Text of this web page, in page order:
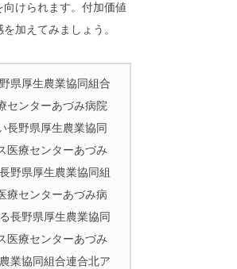
けられます。付加価値
加えてみましょう。
県厚生農業協同組合
センターあづみ病院
長野県厚生農業協同
医療センターあづみ
野県厚生農業協同組
療センターあづみ病
長野県厚生農業協同
医療センターあづみ
業協同組合連合北ア